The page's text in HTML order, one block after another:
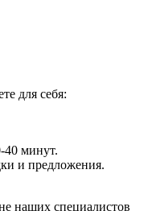
для себя:
40 минут.
и предложения.
наших специалистов